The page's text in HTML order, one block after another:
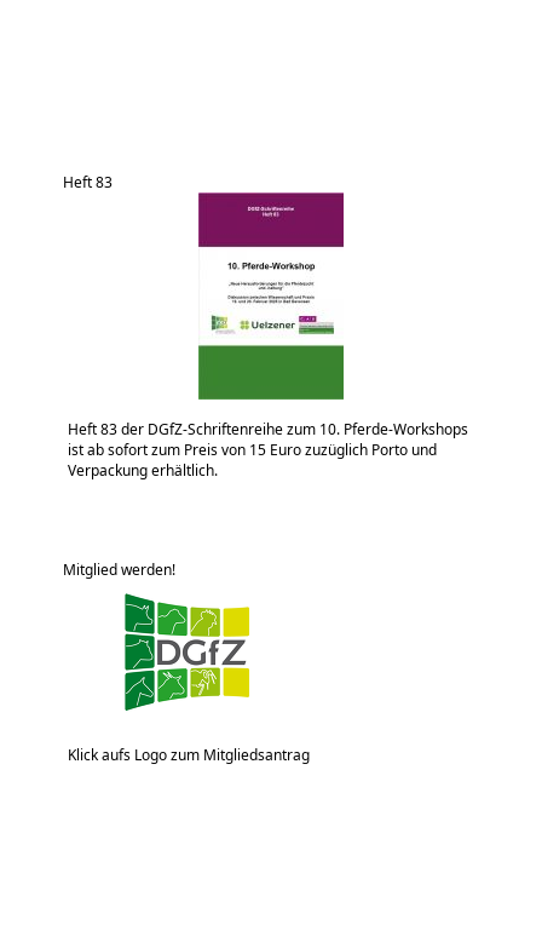
Heft 83
Heft 83 der DGfZ-Schriftenreihe zum 10. Pferde-Workshops
ist ab sofort zum Preis von 15 Euro zuzüglich Porto und
Verpackung erhältlich.
Mitglied werden!
Klick aufs Logo zum Mitgliedsantrag